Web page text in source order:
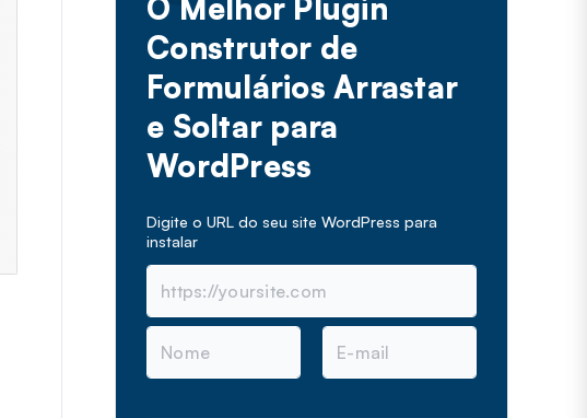
O Melhor Plugin
Construtor de
Formulários Arrastar
e Soltar para
WordPress
Digite o URL do seu site WordPress para
instalar
N
m
E
m